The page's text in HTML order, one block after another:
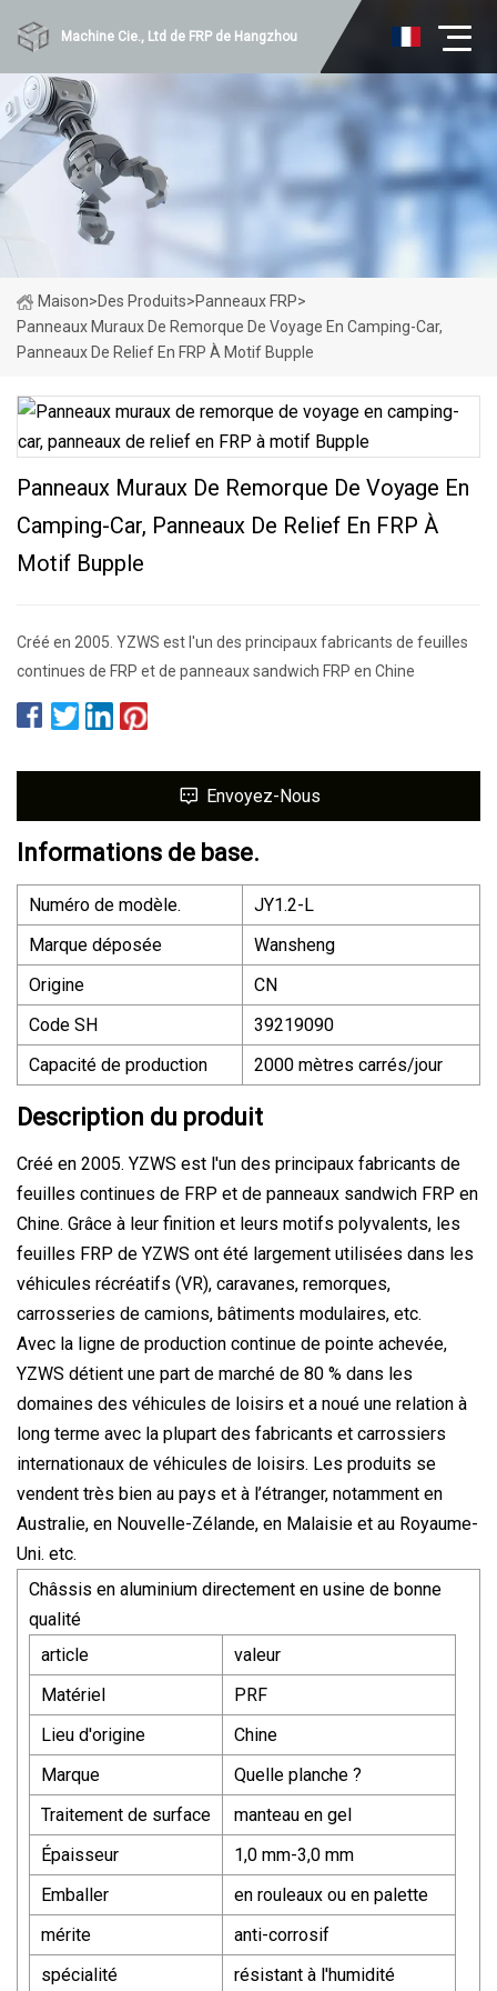
Machine Cie., Ltd de FRP de Hangzhou
Maison>Des Produits>Panneaux FRP>
Panneaux Muraux De Remorque De Voyage En Camping-Car,
Panneaux De Relief En FRP À Motif Bupple
Panneaux Muraux De Remorque De Voyage En
Camping-Car, Panneaux De Relief En FRP À
Motif Bupple
Créé en 2005. YZWS est l'un des principaux fabricants de feuilles
continues de FRP et de panneaux sandwich FRP en Chine
Envoyez-Nous
Informations de base.
Numéro de modèle.
JY1.2-L
Marque déposée
Wansheng
Origine
CN
Code SH
39219090
Capacité de production
2000 mètres carrés/jour
Description du produit
Créé en 2005. YZWS est l'un des principaux fabricants de
feuilles continues de FRP et de panneaux sandwich FRP en
Chine. Grâce à leur finition et leurs motifs polyvalents, les
feuilles FRP de YZWS ont été largement utilisées dans les
véhicules récréatifs (VR), caravanes, remorques,
carrosseries de camions, bâtiments modulaires, etc.
Avec la ligne de production continue de pointe achevée,
YZWS détient une part de marché de 80 % dans les
domaines des véhicules de loisirs et a noué une relation à
long terme avec la plupart des fabricants et carrossiers
internationaux de véhicules de loisirs. Les produits se
vendent très bien au pays et à l’étranger, notamment en
Australie, en Nouvelle-Zélande, en Malaisie et au Royaume-
Uni. etc.
Châssis en aluminium directement en usine de bonne
qualité
article
valeur
Matériel
PRF
Lieu d'origine
Chine
Marque
Quelle planche ?
Traitement de surface
manteau en gel
Épaisseur
1,0 mm-3,0 mm
Emballer
en rouleaux ou en palette
mérite
anti-corrosif
spécialité
résistant à l'humidité